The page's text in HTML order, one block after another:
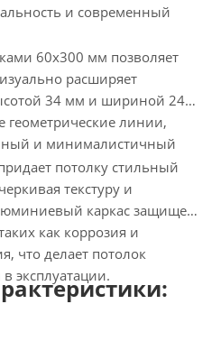
и современный
60x300 мм позволяет
расширяет
34 мм и шириной 24
геометрические линии,
и минималистичный
потолку стильный
текстуру и
каркас защищен
как коррозия и
что делает потолок
эксплуатации.